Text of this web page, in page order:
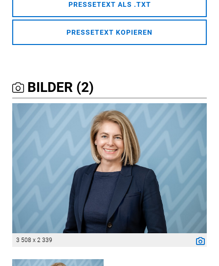
PRESSETEXT ALS .TXT
PRESSETEXT KOPIEREN
BILDER (2)
3 508 x 2 339